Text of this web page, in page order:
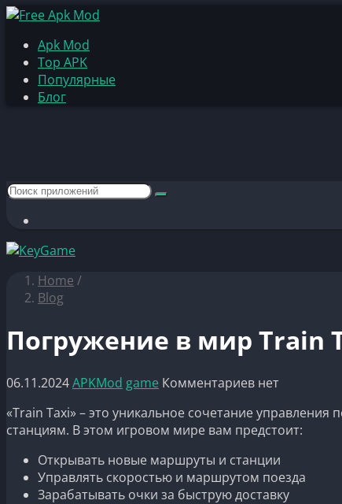
Apk Mod
Top APK
Популярные
Блог
Home /
Blog
Погружение в мир Train
06.11.2024APKMod game Комментариев нет
«Train Taxi» – это уникальное сочетание
станциям. В этом игровом мире вам предстоит:
Открывать новые маршруты и станции
Управлять скоростью и маршрутом поезда
Зарабатывать очки за быструю доставку